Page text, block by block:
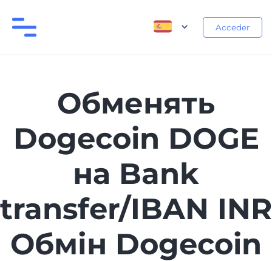
Acceder
Обменять
Dogecoin DOGE
на Bank
transfer/IBAN INR
Обмін Dogecoin